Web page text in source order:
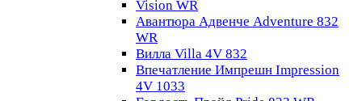
Vision WR
Авантюра Адвенче Adventure 832
WR
Вилла Villa 4V 832
Впечатление Импрешн Impression
4V 1033